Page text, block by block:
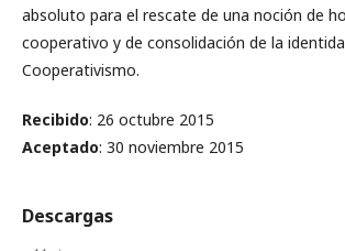
absoluto para el rescate de una noción de
cooperativo y de consolidación de la
Cooperativismo.
Recibido: 26 octubre 2015
Aceptado: 30 noviembre 2015
Descargas